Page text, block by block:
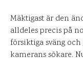
Mäktigast är den
alldeles precis på
försiktiga sväng
kamerans sökare.